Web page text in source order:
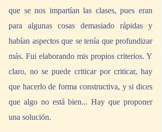
que se nos impartían las clases, pues eran
para algunas cosas demasiado rápidas y
habían aspectos que se tenía que profundizar
más. Fui elaborando mis propios criterios. Y
claro, no se puede criticar por criticar, hay
que hacerlo de forma constructiva, y si dices
que algo no está bien... Hay que proponer
una solución.